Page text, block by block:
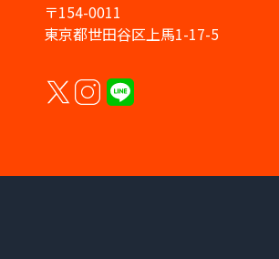
〒154-0011
東京都世田谷区上馬1-17-5